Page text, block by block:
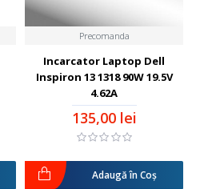
Precomanda
Incarcator Laptop Dell
Inspiron 13 1318 90W 19.5V
4.62A
135,00 lei
Adaugă în Coş